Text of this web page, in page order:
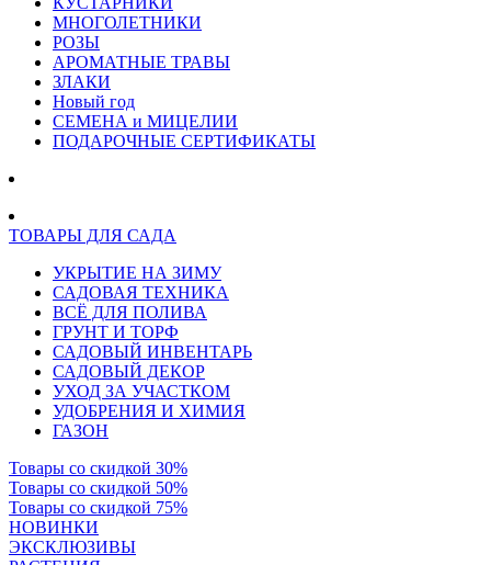
МНОГОЛЕТНИКИ
РОЗЫ
АРОМАТНЫЕ ТРАВЫ
ЗЛАКИ
Новый год
СЕМЕНА и МИЦЕЛИИ
ПОДАРОЧНЫЕ СЕРТИФИКАТЫ
ТОВАРЫ ДЛЯ САДА
УКРЫТИЕ НА ЗИМУ
САДОВАЯ ТЕХНИКА
ВСЁ ДЛЯ ПОЛИВА
ГРУНТ И ТОРФ
САДОВЫЙ ИНВЕНТАРЬ
САДОВЫЙ ДЕКОР
УХОД ЗА УЧАСТКОМ
УДОБРЕНИЯ И ХИМИЯ
ГАЗОН
Товары со скидкой 30%
Товары со скидкой 50%
Товары со скидкой 75%
НОВИНКИ
ЭКСКЛЮЗИВЫ